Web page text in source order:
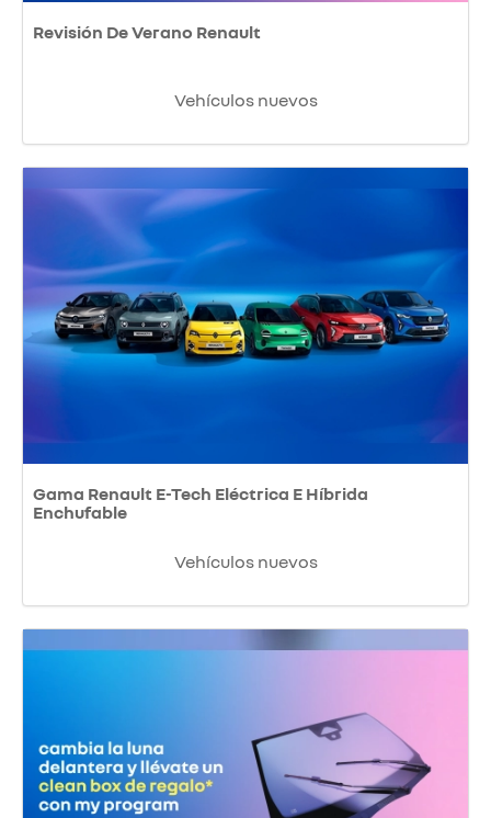
Revisión De Verano Renault
Vehículos nuevos
Gama Renault E-Tech Eléctrica E Híbrida
Enchufable
Vehículos nuevos